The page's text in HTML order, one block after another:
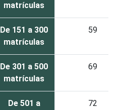
matrículas
De 151 a 300
matrículas
59
De 301 a 500
matrículas
69
De 501 a
72